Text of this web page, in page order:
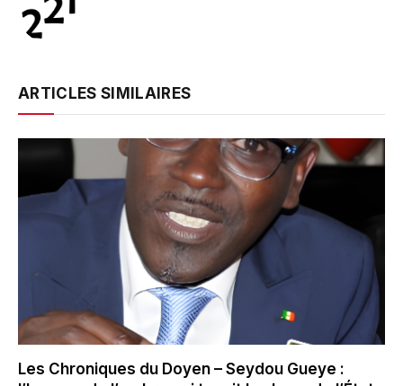
ARTICLES SIMILAIRES
Les Chroniques du Doyen – Seydou Gueye :